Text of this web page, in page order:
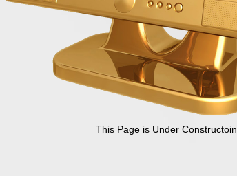
This Page is Under Constructoin